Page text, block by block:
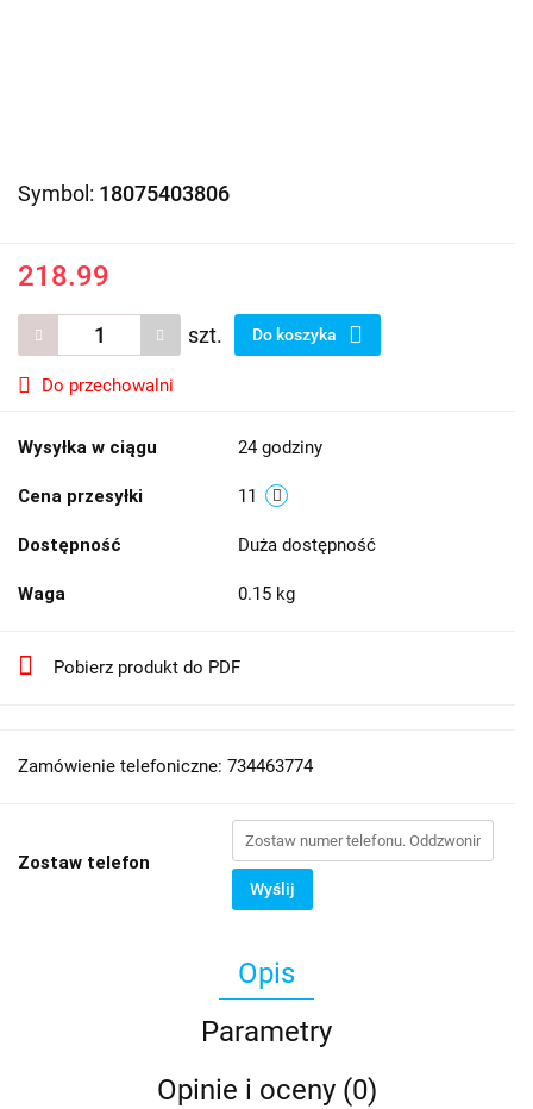
Symbol: 18075403806
218.99
szt. Do koszyka
Do przechowalni
Wysyłka w ciągu 24 godziny
Cena przesyłki 11
Dostępność Duża dostępność
Waga 0.15 kg
Pobierz produkt do PDF
Zamówienie telefoniczne: 734463774
Zostaw telefon
Wyślij
Opis
Parametry
Opinie i oceny (0)